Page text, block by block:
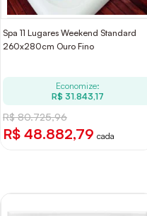
Spa 11 Lugares Weekend Standard
260x280cm Ouro Fino
Economize:
R$ 31.843,17
R$ 80.725,96
R$ 48.882,79 cada